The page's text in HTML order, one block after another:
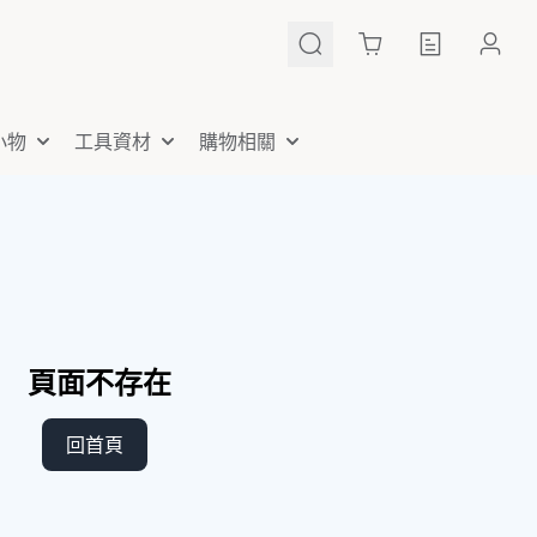
Cart
物 工具資材 購物相關
頁面不存在
回首頁